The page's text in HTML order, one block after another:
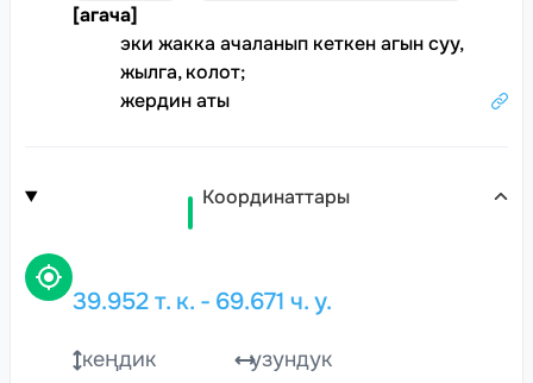
[агача]
эки жакка ачаланып кеткен агын суу,
жылга, колот;
жердин аты
Координаттары
39.952 т. к. - 69.671 ч. у.
кеңдик узундук